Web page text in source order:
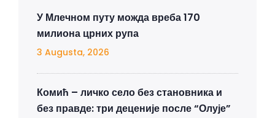
У Млечном путу можда вреба 170
милиона црних рупа
3 Augusta, 2026
Комић – личко село без становника и
без правде: три деценије после “Олује”